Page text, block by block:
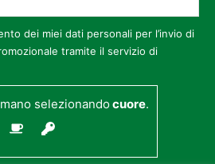
dei miei dati personali per l’invio di
tramite il servizio di
selezionandocuore.